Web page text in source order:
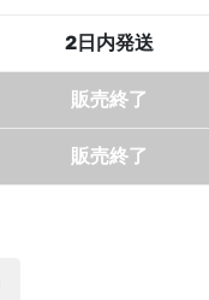
2日内発送
販売終了
販売終了